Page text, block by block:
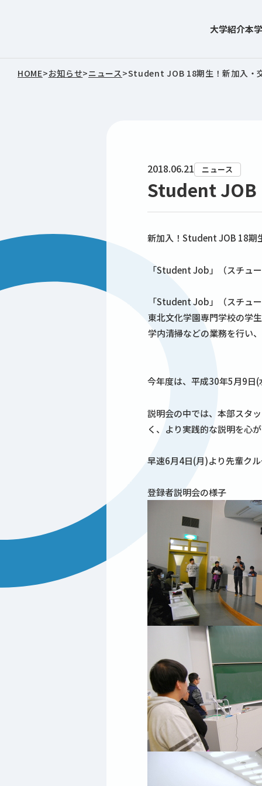
大学紹介本
HOME>お知らせ>ニュース >Student JOB 18期生！新加入・
2018.06.21 ニュース
Student JOB
新加入！Student JOB 18期
「Student Job」（スチュ
「Student Job」（スチュ
東北文化学園専門学校の学
学内清掃などの業務を行い
今年度は、平成30年5月9日
説明会の中では、本部スタ
く、より実践的な説明を心
早速6月4日(月)より先輩ク
登録者説明会の様子